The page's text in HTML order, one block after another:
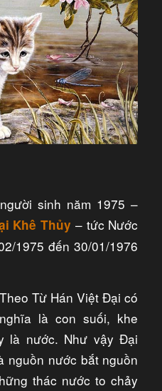
sinh năm 1975 –
Khê Thủy – tức Nước
1975 đến 30/01/1976
Từ Hán Việt Đại có
là con suối, khe
là nước. Như vậy Đại
nguồn nước bắt nguồn
thác nước to chảy